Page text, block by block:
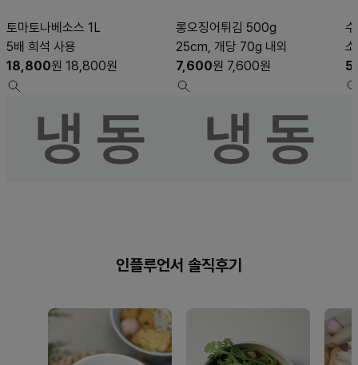
토마토나베소스 1L
5배 희석 사용
18,800원 18,800원
롱오징어튀김 500g
25cm, 개당 70g 내외
7,600원 7,600원
인플루언서 솔직후기